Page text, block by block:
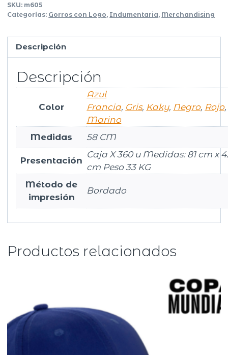
SKU: m605
Categorías: Gorros con Logo, Indumentaria, Merchandising
Descripción
Descripción
Color
Azul
Francia, Gris, Kaky, Negro, Rojo
Marino
Medidas
58 CM
Presentación
Caja X 360 u Medidas: 81 cm x
cm Peso 33 KG
Método de
impresión
Bordado
Productos relacionados